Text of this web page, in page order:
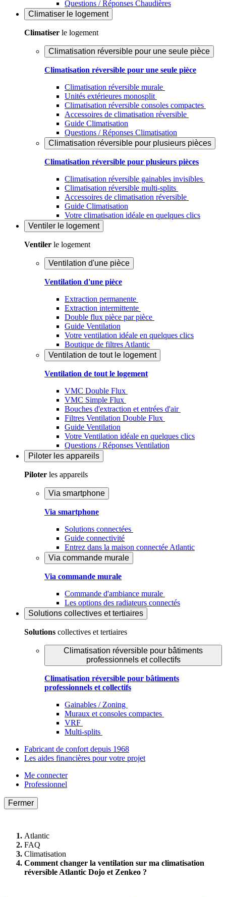
Questions / Réponses Chaudières
Climatiser le logement
Climatiser le logement
Climatisation réversible pour une seule pièce
Climatisation réversible pour une seule pièce
Climatisation réversible murale
Unités extérieures monosplit
Climatisation réversible consoles compactes
Accessoires de climatisation réversible
Guide Climatisation
Questions / Réponses Climatisation
Climatisation réversible pour plusieurs pièces
Climatisation réversible pour plusieurs pièces
Climatisation réversible gainables invisibles
Climatisation réversible multi-splits
Accessoires de climatisation réversible
Guide Climatisation
Votre climatisation idéale en quelques clics
Ventiler le logement
Ventiler le logement
Ventilation d'une pièce
Ventilation d'une pièce
Extraction permanente
Extraction intermittente
Double flux pièce par pièce
Guide Ventilation
Votre ventilation idéale en quelques clics
Boutique de filtres Atlantic
Ventilation de tout le logement
Ventilation de tout le logement
VMC Double Flux
VMC Simple Flux
Bouches d'extraction et entrées d'air
Filtres Ventilation Double Flux
Guide Ventilation
Votre Ventilation idéale en quelques clics
Questions / Réponses Ventilation
Piloter les appareils
Piloter les appareils
Via smartphone
Via smartphone
Solutions connectées
Guide connectivité
Entrez dans la maison connectée Atlantic
Via commande murale
Via commande murale
Commande d'ambiance murale
Les options des radiateurs connectés
Solutions collectives et tertiaires
Solutions collectives et tertiaires
Climatisation réversible pour bâtiments
professionnels et collectifs
Climatisation réversible pour bâtiments
professionnels et collectifs
Gainables / Zoning
Muraux et consoles compactes
VRF
Multi-splits
Fabricant de confort depuis 1968
Les aides financières pour votre projet
Me connecter
Professionnel
Fermer
Atlantic
FAQ
Climatisation
Comment changer la ventilation sur ma climatisation
réversible Atlantic Dojo et Zenkeo ?